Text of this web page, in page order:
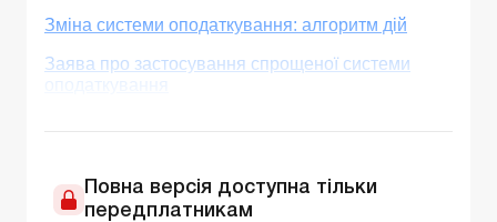
Зміна системи оподаткування: алгоритм дій
Заява про застосування спрощеної системи
Повна версія доступна тільки
передплатникам